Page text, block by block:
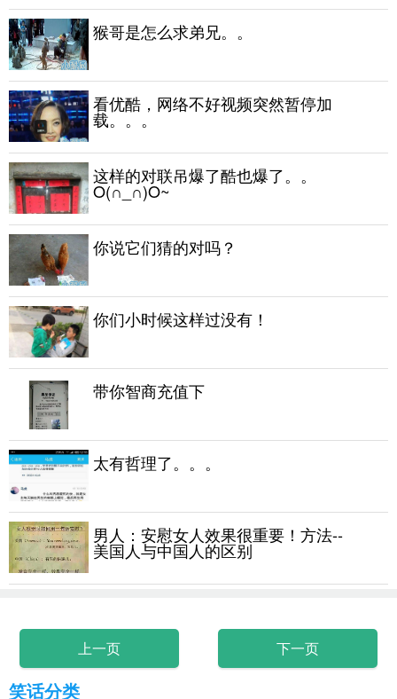
猴哥是怎么求弟兄。。
看优酷，网络不好视频突然暂停加
载。。。
这样的对联吊爆了酷也爆了。。
O(∩_∩)O~
你说它们猜的对吗？
你们小时候这样过没有！
带你智商充值下
太有哲理了。。。
男人：安慰女人效果很重要！方法--
美国人与中国人的区别
上一页 下一页
笑话分类